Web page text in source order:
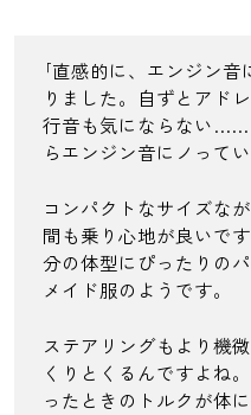
｢直感的に、エンジン
りました。自ずとアド
行音も気にならない……
らエンジン音にノって
コンパクトなサイズな
間も乗り心地が良いで
分の体型にぴったりの
メイド服のようです。
ステアリングもより機
くりとくるんですよね
ったときのトルクが体